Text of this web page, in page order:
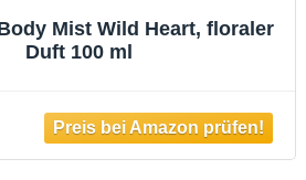
Mist Wild Heart, floraler
Duft 100 ml